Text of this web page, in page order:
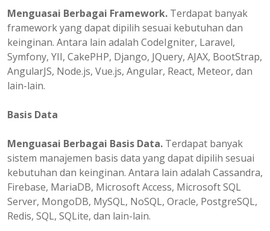
Menguasai Berbagai Framework. Terdapat banyak
framework yang dapat dipilih sesuai kebutuhan dan
keinginan. Antara lain adalah CodeIgniter, Laravel,
Symfony, YII, CakePHP, Django, JQuery, AJAX, BootStrap,
AngularJS, Node.js, Vue.js, Angular, React, Meteor, dan
lain-lain.
Basis Data
Menguasai Berbagai Basis Data. Terdapat banyak
sistem manajemen basis data yang dapat dipilih sesuai
kebutuhan dan keinginan. Antara lain adalah Cassandra,
Firebase, MariaDB, Microsoft Access, Microsoft SQL
Server, MongoDB, MySQL, NoSQL, Oracle, PostgreSQL,
Redis, SQL, SQLite, dan lain-lain.